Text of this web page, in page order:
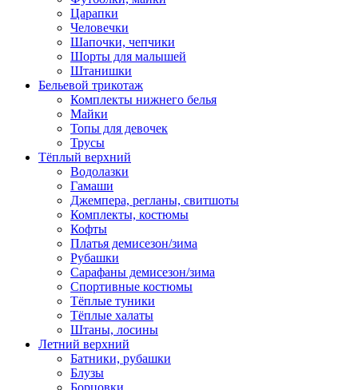
Царапки
Человечки
Шапочки, чепчики
Шорты для малышей
Штанишки
Бельевой трикотаж
Комплекты нижнего белья
Майки
Топы для девочек
Трусы
Тёплый верхний
Водолазки
Гамаши
Джемпера, регланы, свитшоты
Комплекты, костюмы
Кофты
Платья демисезон/зима
Рубашки
Сарафаны демисезон/зима
Спортивные костюмы
Тёплые туники
Тёплые халаты
Штаны, лосины
Летний верхний
Батники, рубашки
Блузы